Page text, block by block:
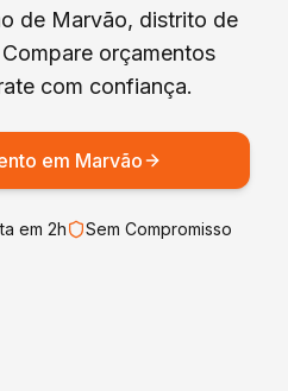
de Marvão, distrito de
orçamentos
com confiança.
em Marvão
em 2h Sem Compromisso